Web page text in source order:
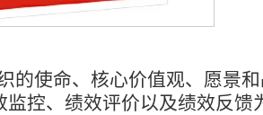
的使命、核心价值观、愿景
监控、绩效评价以及绩效反馈